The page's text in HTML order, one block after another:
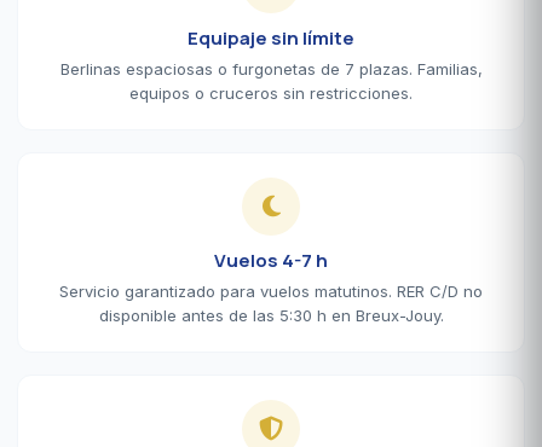
Equipaje sin límite
Berlinas espaciosas o furgonetas de 7 plazas. Familias,
equipos o cruceros sin restricciones.
Vuelos 4-7 h
Servicio garantizado para vuelos matutinos. RER C/D no
disponible antes de las 5:30 h en Breux-Jouy.